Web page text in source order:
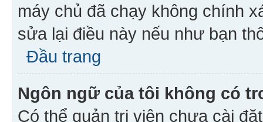
máy chủ đã chạy không chính
sửa lại điều này nếu như bạn
Đầu trang
Ngôn ngữ của tôi không có
Có thể quản trị viên chưa cài